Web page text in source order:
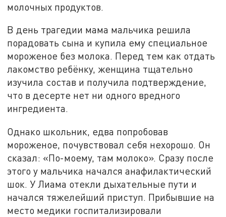
молочных продуктов.
В день трагедии мама мальчика решила
порадовать сына и купила ему специальное
мороженое без молока. Перед тем как отдать
лакомство ребёнку, женщина тщательно
изучила состав и получила подтверждение,
что в десерте нет ни одного вредного
ингредиента.
Однако школьник, едва попробовав
мороженое, почувствовал себя нехорошо. Он
сказал: «По-моему, там молоко». Сразу после
этого у мальчика начался анафилактический
шок. У Лиама отекли дыхательные пути и
начался тяжелейший приступ. Прибывшие на
место медики госпитализировали